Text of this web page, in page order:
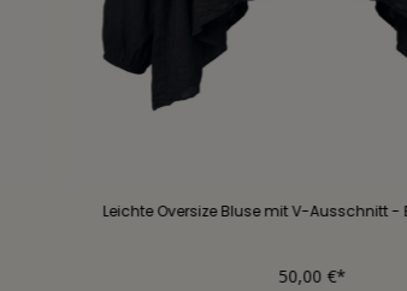
Leichte Oversize Bluse mit V-Ausschnitt -
50,00 €*